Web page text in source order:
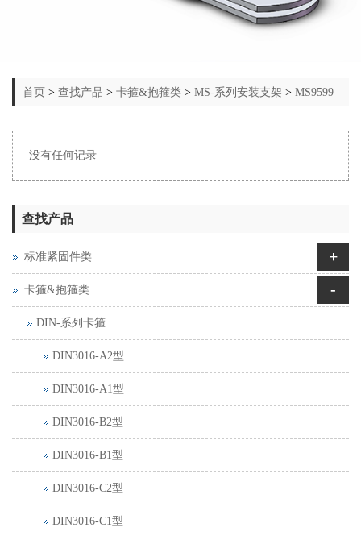
首页 > 查找产品 > 卡箍&抱箍类 > MS-系列安装支架 > MS9599
没有任何记录
查找产品
标准紧固件类 +
卡箍&抱箍类 -
DIN-系列卡箍
DIN3016-A2型
DIN3016-A1型
DIN3016-B2型
DIN3016-B1型
DIN3016-C2型
DIN3016-C1型